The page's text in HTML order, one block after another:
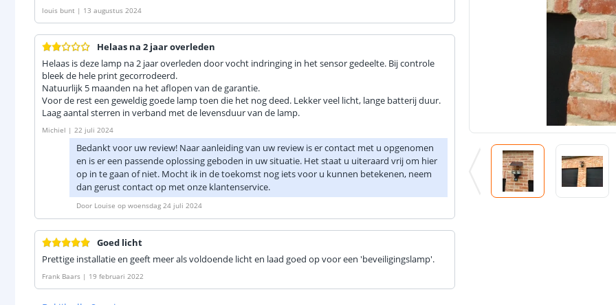
louis bunt | 13 augustus 2024
Helaas na 2 jaar overleden
Helaas is deze lamp na 2 jaar overleden door vocht indringing in het sensor gedeelte. Bij controle
bleek de hele print gecorrodeerd.
Natuurlijk 5 maanden na het aflopen van de garantie.
Voor de rest een geweldig goede lamp toen die het nog deed. Lekker veel licht, lange batterij duur.
Laag aantal sterren in verband met de levensduur van de lamp.
Michiel | 22 juli 2024
Bedankt voor uw review! Naar aanleiding van uw review is er contact met u opgenomen
en is er een passende oplossing geboden in uw situatie. Het staat u uiteraard vrij om hier
op in te gaan of niet. Mocht ik in de toekomst nog iets voor u kunnen betekenen, neem
dan gerust contact op met onze klantenservice.
Door Louise op woensdag 24 juli 2024
Goed licht
Prettige installatie en geeft meer als voldoende licht en laad goed op voor een 'beveiligingslamp'.
Frank Baars | 19 februari 2022